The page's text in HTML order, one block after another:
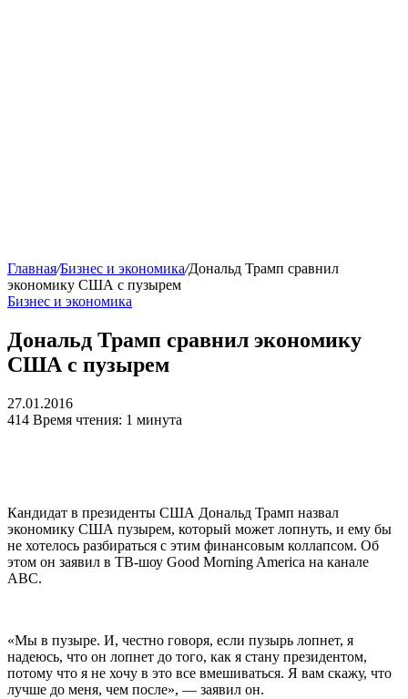
Главная/Бизнес и экономика/Дональд Трамп сравнил
экономику США с пузырем
Бизнес и экономика
Дональд Трамп сравнил экономику
США с пузырем
27.01.2016
414 Время чтения: 1 минута
Кандидат в президенты США Дональд Трамп назвал
экономику США пузырем, который может лопнуть, и ему бы
не хотелось разбираться с этим финансовым коллапсом. Об
этом он заявил в ТВ-шоу Good Morning America на канале
ABC.
«Мы в пузыре. И, честно говоря, если пузырь лопнет, я
надеюсь, что он лопнет до того, как я стану президентом,
потому что я не хочу в это все вмешиваться. Я вам скажу, что
лучше до меня, чем после», — заявил он.